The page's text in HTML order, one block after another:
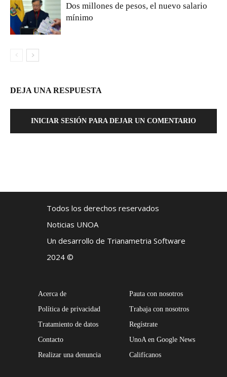
Dos millones de pesos, el nuevo salario
mínimo
DEJA UNA RESPUESTA
INICIAR SESIÓN PARA DEJAR UN COMENTARIO
Todos los derechos reservados
Noticias UNOA
Un desarrollo de Trianametria Software
2024 ©
Acerca de
Política de privacidad
Tratamiento de datos
Contacto
Realizar una denuncia
Pauta con nosotros
Trabaja con nosotros
Regístrate
UnoA en Google News
Califícanos